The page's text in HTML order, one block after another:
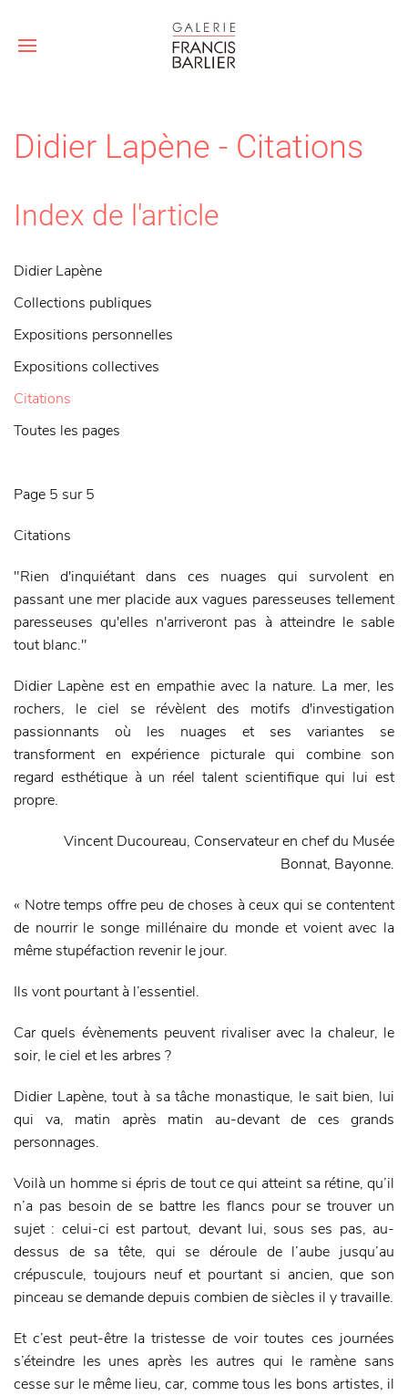
Didier Lapène - Citations
Index de l'article
Didier Lapène
Collections publiques
Expositions personnelles
Expositions collectives
Citations
Toutes les pages
Page 5 sur 5
Citations
"Rien d'inquiétant dans ces nuages qui survolent en
passant une mer placide aux vagues paresseuses tellement
paresseuses qu'elles n'arriveront pas à atteindre le sable
tout blanc."
Didier Lapène est en empathie avec la nature. La mer, les
rochers, le ciel se révèlent des motifs d'investigation
passionnants où les nuages et ses variantes se
transforment en expérience picturale qui combine son
regard esthétique à un réel talent scientifique qui lui est
propre.
Vincent Ducoureau, Conservateur en chef du Musée
Bonnat, Bayonne.
« Notre temps offre peu de choses à ceux qui se contentent
de nourrir le songe millénaire du monde et voient avec la
même stupéfaction revenir le jour.
Ils vont pourtant à l’essentiel.
Car quels évènements peuvent rivaliser avec la chaleur, le
soir, le ciel et les arbres ?
Didier Lapène, tout à sa tâche monastique, le sait bien, lui
qui va, matin après matin au-devant de ces grands
personnages.
Voilà un homme si épris de tout ce qui atteint sa rétine, qu’il
n’a pas besoin de se battre les flancs pour se trouver un
sujet : celui-ci est partout, devant lui, sous ses pas, au-
dessus de sa tête, qui se déroule de l’aube jusqu’au
crépuscule, toujours neuf et pourtant si ancien, que son
pinceau se demande depuis combien de siècles il y travaille.
Et c’est peut-être la tristesse de voir toutes ces journées
s’éteindre les unes après les autres qui le ramène sans
cesse sur le même lieu, car, comme tous les bons artistes, il